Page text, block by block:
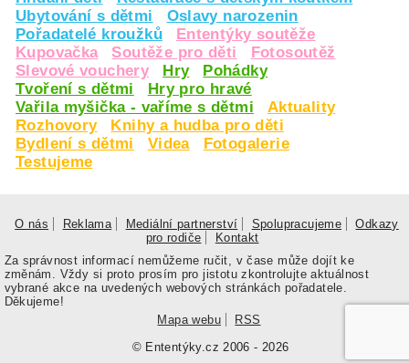
Ubytování s dětmi
Oslavy narozenin
Pořadatelé kroužků
Ententýky soutěže
Kupovačka
Soutěže pro děti
Fotosoutěž
Slevové vouchery
Hry
Pohádky
Tvoření s dětmi
Hry pro hravé
Vařila myšička - vaříme s dětmi
Aktuality
Rozhovory
Knihy a hudba pro děti
Bydlení s dětmi
Videa
Fotogalerie
Testujeme
O nás Reklama Mediální partnerství Spolupracujeme
Odkazy
pro rodiče
Kontakt
© Ententýky.cz 2006 - 2026
Za správnost informací nemůžeme ručit, v čase může dojít ke
změnám. Vždy si proto prosím pro jistotu zkontrolujte aktuálnost
vybrané akce na uvedených webových stránkách pořadatele.
Děkujeme!
Mapa webu
RSS